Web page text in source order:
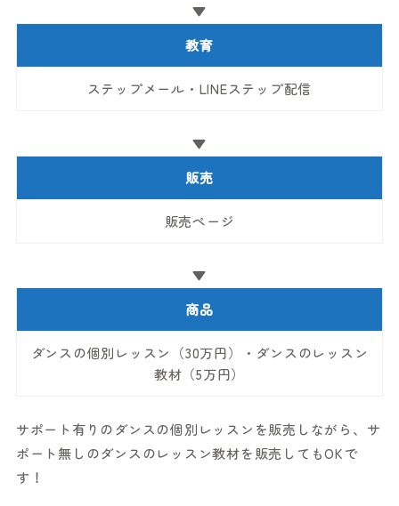
▼
教育
ステップメール・LINEステップ配信
▼
販売
販売ページ
▼
商品
ダンスの個別レッスン（30万円）・ダンスのレッスン
教材（5万円）
サポート有りのダンスの個別レッスンを販売しながら、サ
ポート無しのダンスのレッスン教材を販売してもOKで
す！